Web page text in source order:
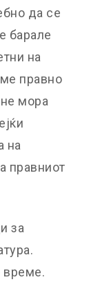
да се
барале
на
правно
мора
на
правниот
за
време.